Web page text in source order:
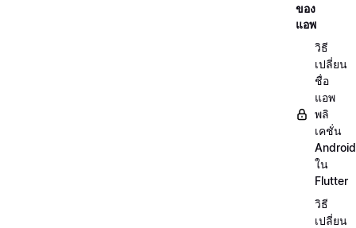
ของ
แอพ
วิธี
เปลี่ยน
ชื่อ
แอพ
พลิ
เคชั่น
Android
ใน
Flutter
วิธี
เปลี่ยน